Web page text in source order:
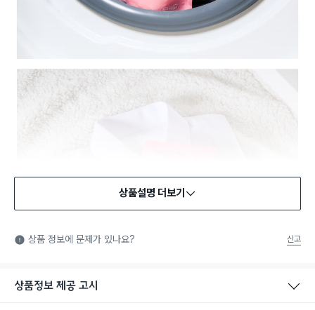
안전확인기준: 일상적인 생활 공간에 사용되는 화학제품 중에서
법에서 정한 안전기준에 적합함을 확인받은 제품을 의미합니다.
상품설명 더보기
상품 정보에 문제가 있나요? 신고
상품정보 제공 고시